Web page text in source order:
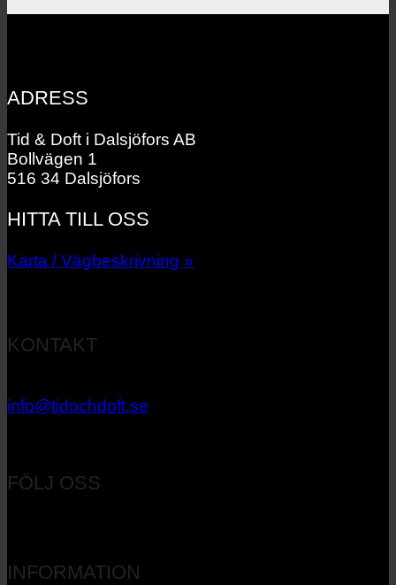
ADRESS
Tid & Doft i Dalsjöfors AB
Bollvägen 1
516 34 Dalsjöfors
HITTA TILL OSS
Karta / Vägbeskrivning »
KONTAKT
info@tidochdoft.se
FÖLJ OSS
INFORMATION